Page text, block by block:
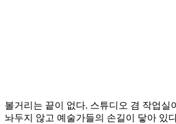
볼거리는 끝이 없다. 스튜디오 겸 작업
놔두지 않고 예술가들의 손길이 닿아 있